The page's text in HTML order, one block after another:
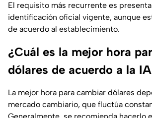
El requisito más recurrente es
identificación oficial vigente, aunque
de acuerdo al establecimiento.
¿Cuál es la mejor hora
dólares de acuerdo a la
La mejor hora para cambiar dólares
mercado cambiario, que fluctúa